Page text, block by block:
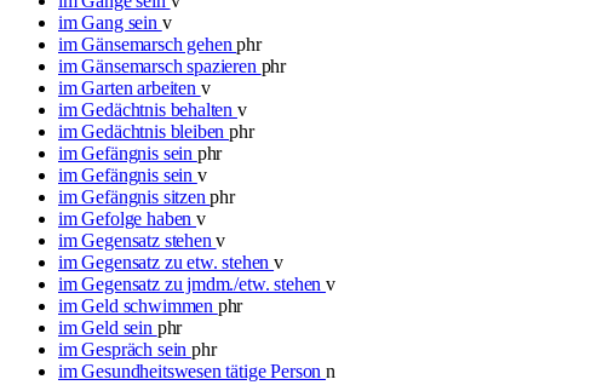
im Gang sein v
im Gänsemarsch gehenphr
im Gänsemarsch spazieren phr
im Garten arbeiten v
im Gedächtnis behalten v
im Gedächtnis bleibenphr
im Gefängnis sein phr
im Gefängnis sein v
im Gefängnis sitzenphr
im Gefolge habenv
im Gegensatz stehenv
im Gegensatz zu etw. stehenv
im Gegensatz zu jmdm./etw. stehenv
im Geld schwimmen phr
im Geld sein phr
im Gespräch seinphr
im Gesundheitswesen tätige Personn